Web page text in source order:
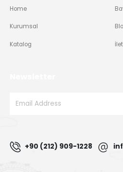
Home
Kurumsal
Katalog
+90 (212) 909-1228